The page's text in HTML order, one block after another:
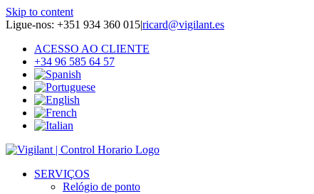
Skip to content
Ligue-nos: +351 934 360 015|ricard@vigilant.es
ACESSO AO CLIENTE
+34 96 585 64 57
SERVIÇOS
Relógio de ponto